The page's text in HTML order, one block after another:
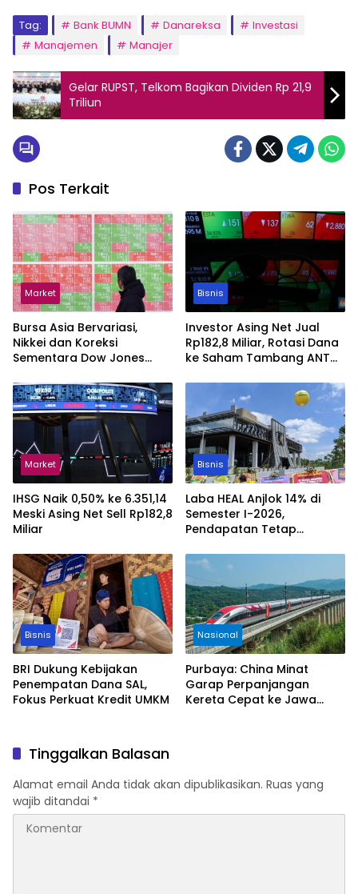
Tag: Bank BUMN Danareksa
Investasi
Manajemen
Manajer
Gelar RUPST, Telkom Bagikan Dividen Rp 21,9
Triliun
Pos Terkait
Market
Bursa Asia Bervariasi,
Nikkei dan Koreksi
Sementara Dow Jones
Bisnis
Investor Asing Net Jual
Rp182,8 Miliar, Rotasi Dana
ke Saham Tambang ANTM
Market
IHSG Naik 0,50% ke 6.351,14
Meski Asing Net Sell Rp182,8
Miliar
Bisnis
Laba HEAL Anjlok 14% di
Semester I-2026,
Pendapatan Tetap
Bisnis
BRI Dukung Kebijakan
Penempatan Dana SAL,
Fokus Perkuat Kredit UMKM
Nasional
Purbaya: China Minat
Garap Perpanjangan
Kereta Cepat ke Jawa
Tinggalkan Balasan
Alamat email Anda tidak akan dipublikasikan. Ruas yang
wajib ditandai *